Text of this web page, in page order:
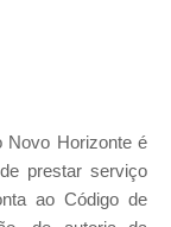
Novo Horizonte é
prestar serviço
ao Código de